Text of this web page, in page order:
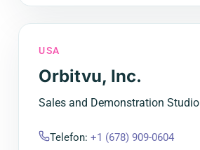
USA
Orbitvu, Inc.
Sales and Demonstration Studio
Telefon: +1 (678) 909-0604